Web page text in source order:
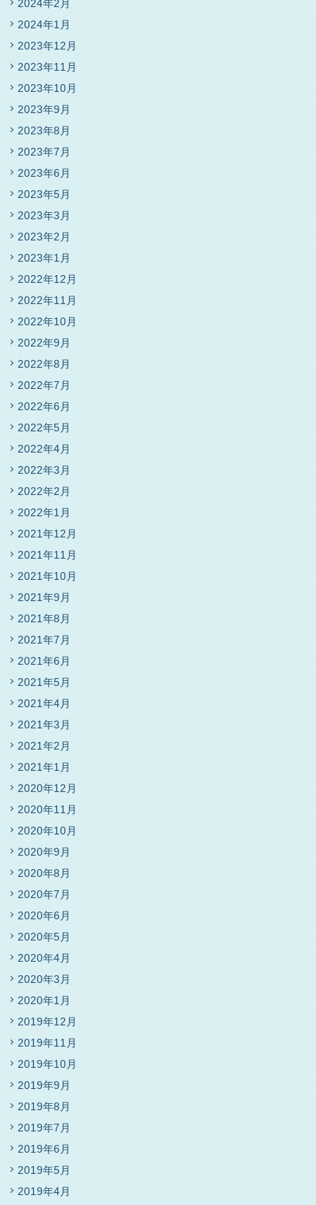
2024年2月
2024年1月
2023年12月
2023年11月
2023年10月
2023年9月
2023年8月
2023年7月
2023年6月
2023年5月
2023年3月
2023年2月
2023年1月
2022年12月
2022年11月
2022年10月
2022年9月
2022年8月
2022年7月
2022年6月
2022年5月
2022年4月
2022年3月
2022年2月
2022年1月
2021年12月
2021年11月
2021年10月
2021年9月
2021年8月
2021年7月
2021年6月
2021年5月
2021年4月
2021年3月
2021年2月
2021年1月
2020年12月
2020年11月
2020年10月
2020年9月
2020年8月
2020年7月
2020年6月
2020年5月
2020年4月
2020年3月
2020年1月
2019年12月
2019年11月
2019年10月
2019年9月
2019年8月
2019年7月
2019年6月
2019年5月
2019年4月